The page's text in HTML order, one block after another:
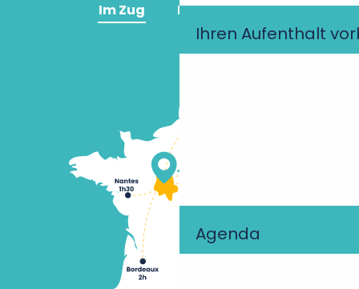
Ihren Aufenthalt
Agenda
Im Zug Im Flugzeug